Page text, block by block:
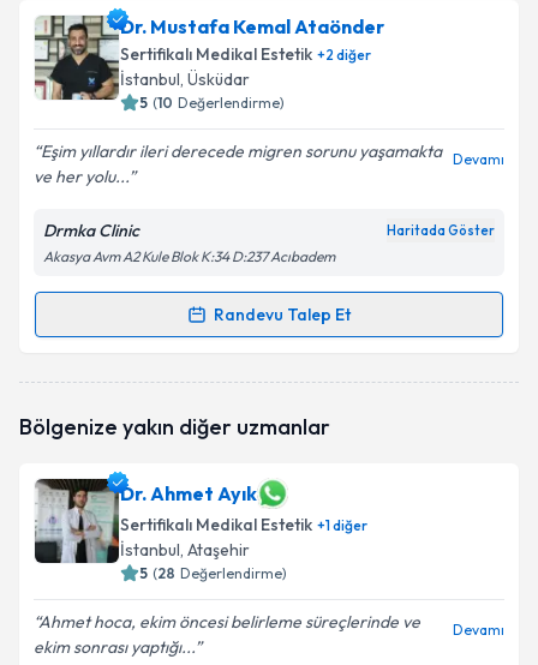
Dr. Mustafa Kemal Ataönder
Sertifikalı Medikal Estetik +2 diğer
İstanbul, Üsküdar
5 (10 Değerlendirme)
Eşim yıllardır ileri derecede migren sorunu yaşamakta
ve her yolu...
Devamı
Drmka Clinic Haritada Göster
Akasya Avm A2 Kule Blok K:34 D:237 Acıbadem
Randevu Talep Et
Randevu Takvimi Talebi
talebi oluşturun. Size bu uzmandan randevu almanız
bilgilendireceğiz.
E-posta Adresiniz
Kişisel verilerimin işlenmesine ilişkin
Bölgenize yakın diğer uzmanlar
Dr. Ahmet Ayık
Sertifikalı Medikal Estetik +1diğer
İstanbul, Ataşehir
5 (28 Değerlendirme)
Ahmet hoca, ekim öncesi belirleme süreçlerinde ve
ekim sonrası yaptığı...
Devamı